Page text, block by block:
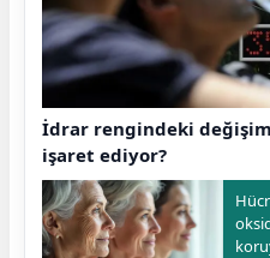
İdrar rengindeki
işaret ediyor?